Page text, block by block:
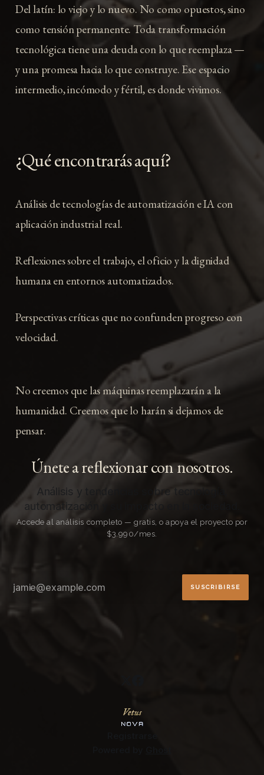
Del latín: lo viejo y lo nuevo. No como opuestos, sino
como tensión permanente. Toda transformación
tecnológica tiene una deuda con lo que reemplaza —
y una promesa hacia lo que construye. Ese espacio
intermedio, incómodo y fértil, es donde vivimos.
¿Qué encontrarás aquí?
Análisis de tecnologías de automatización e IA con
aplicación industrial real.
Reflexiones sobre el trabajo, el oficio y la dignidad
humana en entornos automatizados.
Perspectivas críticas que no confunden progreso con
velocidad.
No creemos que las máquinas reemplazarán a la
humanidad. Creemos que lo harán si dejamos de
pensar.
Únete a reflexionar con nosotros.
Análisis y tendencias sobre tecnología,
automatización y su impacto en la sociedad.
Accede al análisis completo — gratis, o apoya el proyecto por
$3.990/mes.
SUSCRIBIRSE